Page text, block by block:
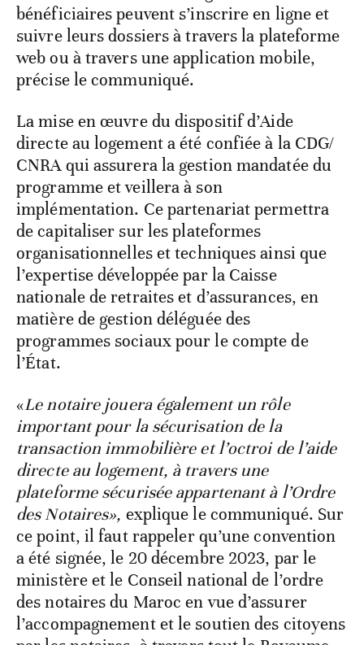
bénéficiaires peuvent s’inscrire en ligne et
suivre leurs dossiers à travers la plateforme
web ou à travers une application mobile,
précise le communiqué.
La mise en œuvre du dispositif d’Aide
directe au logement a été confiée à la CDG/
CNRA qui assurera la gestion mandatée du
programme et veillera à son
implémentation. Ce partenariat permettra
de capitaliser sur les plateformes
organisationnelles et techniques ainsi que
l’expertise développée par la Caisse
nationale de retraites et d’assurances, en
matière de gestion déléguée des
programmes sociaux pour le compte de
l’État.
«Le notaire jouera également un rôle
important pour la sécurisation de la
transaction immobilière et l’octroi de l’aide
directe au logement, à travers une
plateforme sécurisée appartenant à l’Ordre
des Notaires», explique le communiqué. Sur
ce point, il faut rappeler qu’une convention
a été signée, le 20 décembre 2023, par le
ministère et le Conseil national de l’ordre
des notaires du Maroc en vue d’assurer
l’accompagnement et le soutien des citoyens